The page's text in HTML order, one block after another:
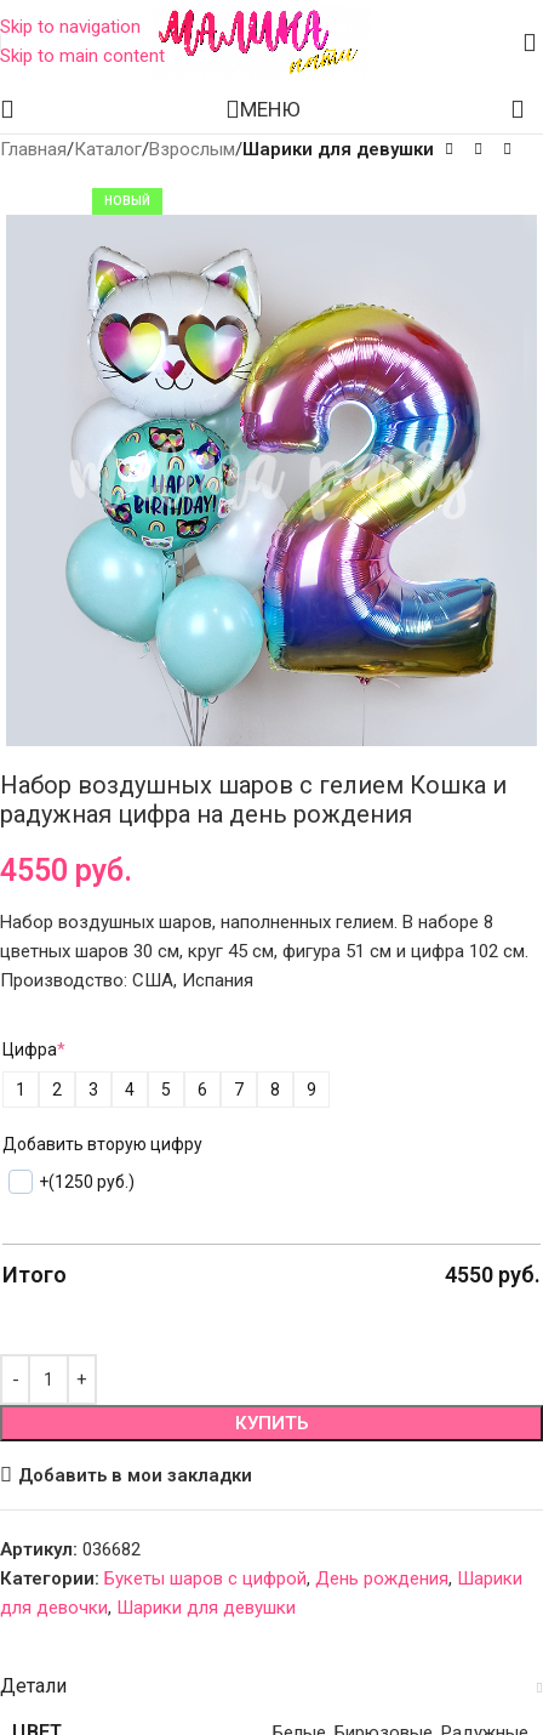
Skip to navigation
Skip to main content
МЕНЮ
Главная Каталог Взрослым Шарики для девушки
НОВЫЙ
Набор воздушных шаров с гелием Кошка и
радужная цифра на день рождения
4550 руб.
Набор воздушных шаров, наполненных гелием. В наборе 8
цветных шаров 30 см, круг 45 см, фигура 51 см и цифра 102 см.
Производство: США, Испания
Цифра*
1 2 3 4 5 6 7 8 9
Добавить вторую цифру
+(1250 руб.)
Итого 4550 руб.
КУПИТЬ
Добавить в мои закладки
Артикул: 036682
Категории: Букеты шаров с цифрой, День рождения, Шарики
для девочки, Шарики для девушки
Детали